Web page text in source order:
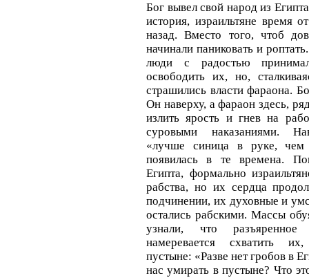
Бог вывел свой народ из
история, израильтяне время
назад. Вместо того, чтоб
начинали паниковать и
люди с радостью
освободить их, но,
страшились власти фараона.
Он наверху, а фараон здесь,
излить ярость и гнев на
суровыми наказаниями.
«лучше синица в руке,
появилась в те времена.
Египта, формально
рабства, но их сердца
подчинении, их духовные и
остались рабскими. Массы
узнали, что разъяренное
намеревается схватить
пустыне: «Разве нет гробов в
нас умирать в пустыне? Что